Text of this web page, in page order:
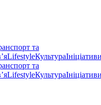
та
LifestyleКультура
та
LifestyleКультура